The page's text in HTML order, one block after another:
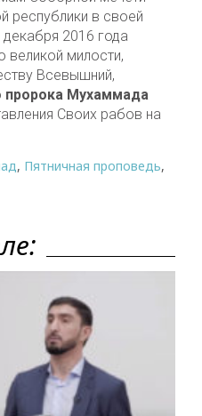
республики в своей
декабря 2016 года
великой милости,
Всевышний,
пророка Мухаммада
Своих рабов на
, Пятничная проповедь,